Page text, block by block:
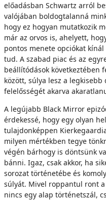
előadásban Schwartz arról
valójában boldogtalanná
hogy ez hogyan mutatkozik
már az orvos is, ahelyett,
pontos menete opciókat
tud. A szabad piac és az
beállítódások következtében
között, súlya lesz a
felelősségét akarva
A legújabb Black Mirror
érdekessé, hogy egy olyan
tulajdonképpen
milyen mértékben tegye
végén bárhogy is döntsünk
bánni. Igaz, csak akkor, ha
sorozat történetébe és
súlyát. Mivel roppantul ront
nincs egy alap történetszál,